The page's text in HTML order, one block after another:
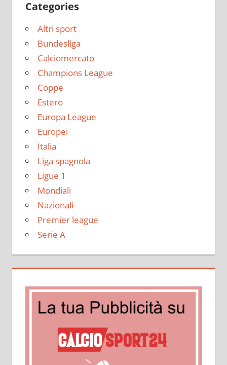
Categories
Altri sport
Bundesliga
Calciomercato
Champions League
Coppe
Estero
Europa League
Europei
Italia
Liga spagnola
Ligue 1
Mondiali
Nazionali
Premier league
Serie A